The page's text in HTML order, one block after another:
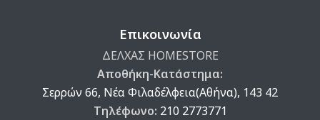
Επικοινωνία
ΔΕΛΧΑΣ HOMESTORE
Αποθήκη-Κατάστημα:
Σερρών 66, Νέα Φιλαδέλφεια(Αθήνα), 143 42
Τηλέφωνο: 210 2773771